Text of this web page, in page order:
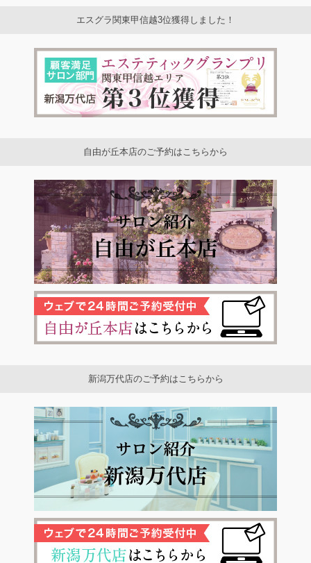
エスグラ関東甲信越3位獲得しました！
自由が丘本店のご予約はこちらから
新潟万代店のご予約はこちらから